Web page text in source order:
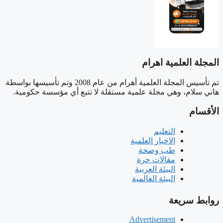
المجلة العلمية اهرام
تم تأسيس المجلة العلمية أهرام من عام 2008 وتم تأسيسها بواسطة
هاني سلام، وهي مجلة علمية مستقلة لا تتبع أي مؤسسة حكومية.
الأقسام
التعليم
الاخبار العلمية
طب وصحة
مقالات حرة
البيئة العربية
البيئة العالمية
روابط سريعة
Advertisement